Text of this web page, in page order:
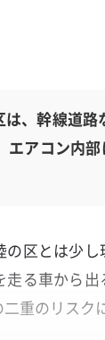
、幹線道路
エアコン内
区とは少
る車から
二重のリスク